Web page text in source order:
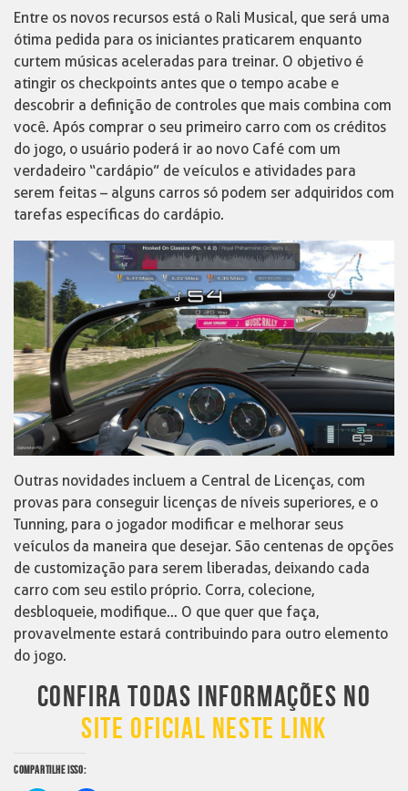
Entre os novos recursos está o Rali Musical, que será uma
ótima pedida para os iniciantes praticarem enquanto
curtem músicas aceleradas para treinar. O objetivo é
atingir os checkpoints antes que o tempo acabe e
descobrir a definição de controles que mais combina com
você. Após comprar o seu primeiro carro com os créditos
do jogo, o usuário poderá ir ao novo Café com um
verdadeiro “cardápio” de veículos e atividades para
serem feitas – alguns carros só podem ser adquiridos com
tarefas específicas do cardápio.
Outras novidades incluem a Central de Licenças, com
provas para conseguir licenças de níveis superiores, e o
Tunning, para o jogador modificar e melhorar seus
veículos da maneira que desejar. São centenas de opções
de customização para serem liberadas, deixando cada
carro com seu estilo próprio. Corra, colecione,
desbloqueie, modifique… O que quer que faça,
provavelmente estará contribuindo para outro elemento
do jogo.
CONFIRA TODAS INFORMAÇÕES NO
SITE OFICIAL NESTE LINK
COMPARTILHE ISSO: